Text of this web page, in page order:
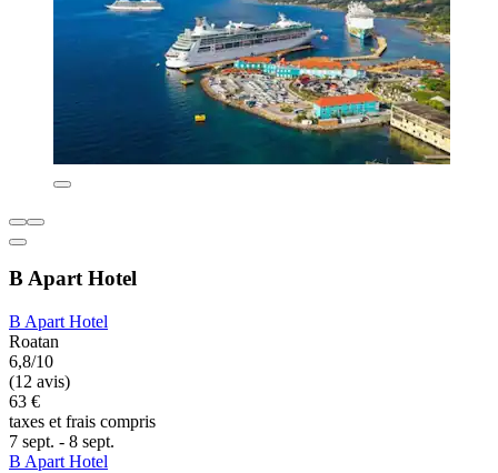
B Apart Hotel
B Apart Hotel
Roatan
6,8/10
(12 avis)
63 €
taxes et frais compris
7 sept. - 8 sept.
B Apart Hotel